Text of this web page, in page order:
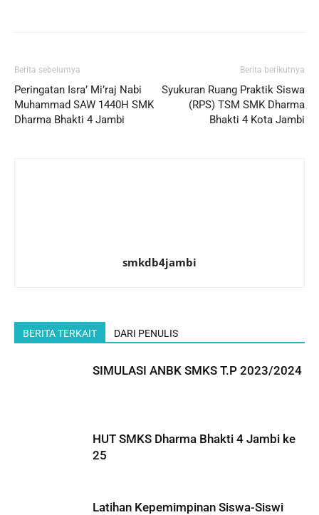
Berita sebelumya
Peringatan Isra’ Mi’raj Nabi
Muhammad SAW 1440H SMK
Dharma Bhakti 4 Jambi
Berita berikutnya
Syukuran Ruang Praktik Siswa
(RPS) TSM SMK Dharma
Bhakti 4 Kota Jambi
smkdb4jambi
BERITA TERKAIT DARI PENULIS
SIMULASI ANBK SMKS T.P 2023/2024
HUT SMKS Dharma Bhakti 4 Jambi ke
25
Latihan Kepemimpinan Siswa-Siswi